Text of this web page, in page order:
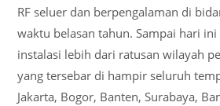
RF seluer dan berpengalaman di
waktu belasan tahun. Sampai hari
instalasi lebih dari ratusan wilayah
yang tersebar di hampir seluruh
Jakarta, Bogor, Banten, Surabaya,